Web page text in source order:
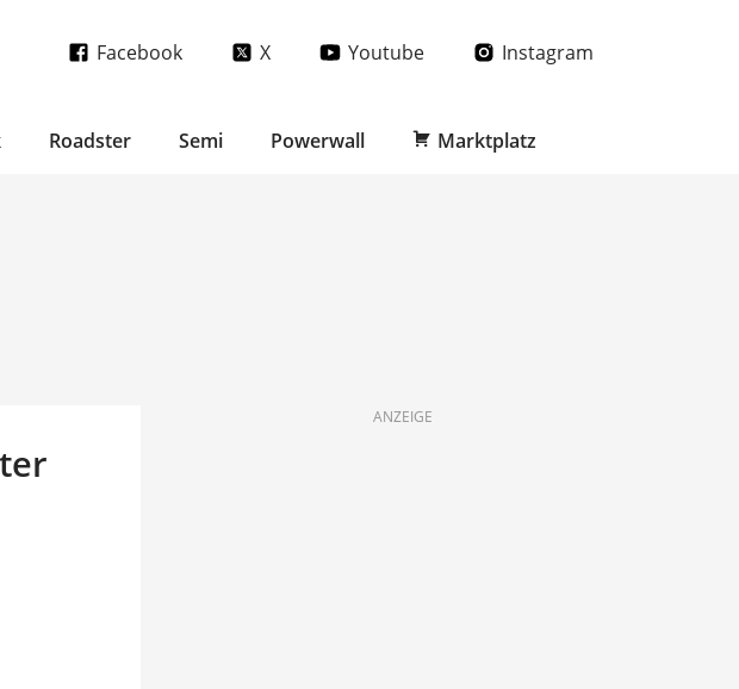
Facebook X Youtube Instagram
Roadster Semi Powerwall Marktplatz
ANZEIGE